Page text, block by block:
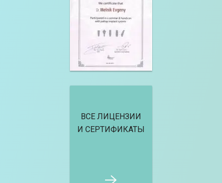
ВСЕ ЛИЦЕНЗИИ
И СЕРТИФИКАТЫ